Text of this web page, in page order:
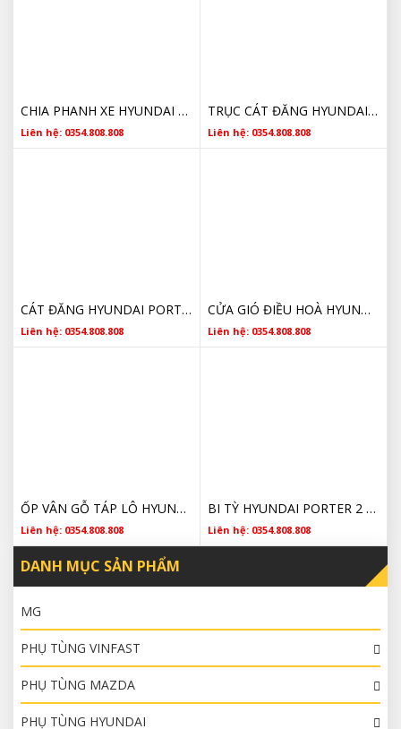
CHIA PHANH XE HYUNDAI PORTER 2 599614F000 CHÍNH HÃNG
Liên hệ: 0354.808.808
TRỤC CÁT ĐĂNG HYUNDAI PORTER 2 CHÍNH HÃNG GIÁ TỐT
Liên hệ: 0354.808.808
CÁT ĐĂNG HYUNDAI PORTER 2 CHÍNH HÃNG
Liên hệ: 0354.808.808
CỬA GIÓ ĐIỀU HOÀ HYUNDAI PORTER 2 974604F001ES
Liên hệ: 0354.808.808
ỐP VÂN GỖ TÁP LÔ HYUNDAI PORTER 2 THÁO XE
Liên hệ: 0354.808.808
BI TỲ HYUNDAI PORTER 2 252864A600 CHÍNH HÃNG
Liên hệ: 0354.808.808
DANH MỤC SẢN PHẨM
MG
PHỤ TÙNG VINFAST
PHỤ TÙNG MAZDA
PHỤ TÙNG HYUNDAI